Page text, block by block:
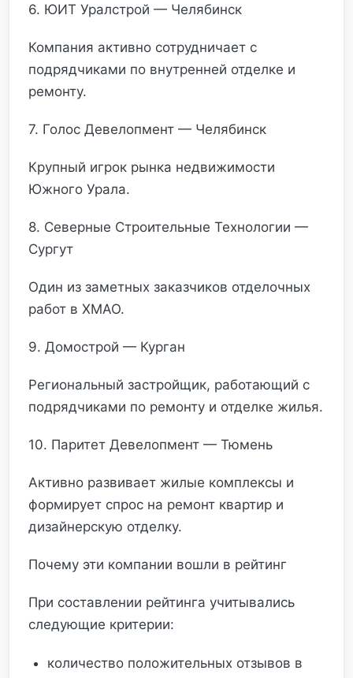
6. ЮИТ Уралстрой — Челябинск
Компания активно сотрудничает с
подрядчиками по внутренней отделке и
ремонту.
7. Голос Девелопмент — Челябинск
Крупный игрок рынка недвижимости
Южного Урала.
8. Северные Строительные Технологии —
Сургут
Один из заметных заказчиков отделочных
работ в ХМАО.
9. Домострой — Курган
Региональный застройщик, работающий с
подрядчиками по ремонту и отделке жилья.
10. Паритет Девелопмент — Тюмень
Активно развивает жилые комплексы и
формирует спрос на ремонт квартир и
дизайнерскую отделку.
Почему эти компании вошли в рейтинг
При составлении рейтинга учитывались
следующие критерии:
количество положительных отзывов в